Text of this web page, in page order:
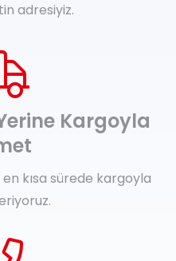
adresiyiz.
Kargoyla
kısa sürede kargoyla